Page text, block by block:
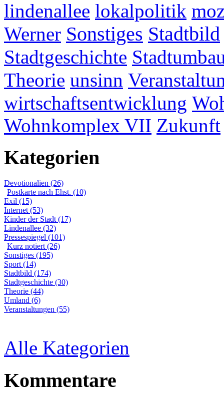
lindenallee lokalpolitik
Werner Sonstiges Stadtbild
Stadtgeschichte
Theorie unsinn
wirtschaftsentwicklung
Wohnkomplex VII Zukunft
Kategorien
Devotionalien (26)
Postkarte nach Ehst. (10)
Exil (15)
Internet (53)
Kinder der Stadt (17)
Lindenallee (32)
Pressespiegel (101)
Kurz notiert (26)
Sonstiges (195)
Sport (14)
Stadtbild (174)
Stadtgeschichte (30)
Theorie (44)
Umland (6)
Veranstaltungen (55)
Alle Kategorien
Kommentare